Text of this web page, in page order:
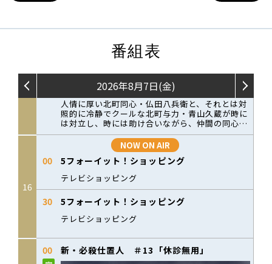
番組表